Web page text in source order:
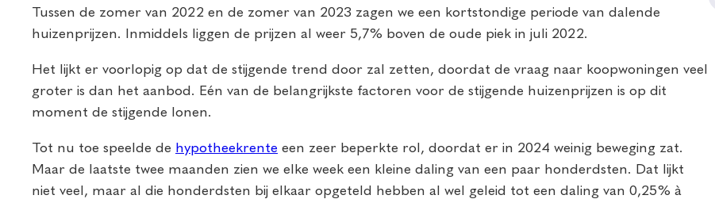
Tussen de zomer van 2022 en de zomer van 2023 zagen we een kortstondige periode van dalende
huizenprijzen. Inmiddels liggen de prijzen al weer 5,7% boven de oude piek in juli 2022.
Het lijkt er voorlopig op dat de stijgende trend door zal zetten, doordat de vraag naar koopwoningen veel
groter is dan het aanbod. Eén van de belangrijkste factoren voor de stijgende huizenprijzen is op dit
moment de stijgende lonen.
Tot nu toe speelde de hypotheekrente een zeer beperkte rol, doordat er in 2024 weinig beweging zat.
Maar de laatste twee maanden zien we elke week een kleine daling van een paar honderdsten. Dat lijkt
niet veel, maar al die honderdsten bij elkaar opgeteld hebben al wel geleid tot een daling van 0,25% à